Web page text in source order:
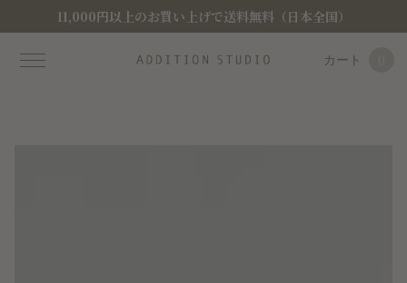
11,000円以上のお買い上げで送料無料（日本全国）
カート